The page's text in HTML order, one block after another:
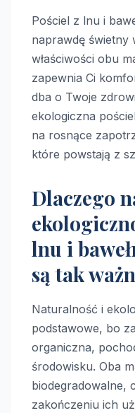
Pościel z lnu i
naprawdę świetny
właściwości obu
zapewnia Ci
dba o Twoje
ekologiczna
na rosnące
które powstają z
Dlaczego
lnu i
są tak
Naturalność i
podstawowe, bo
organiczna,
środowisku. Oba
biodegradowalne,
zakończeniu ich